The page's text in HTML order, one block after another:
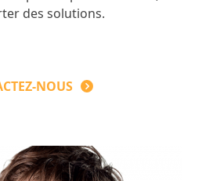
des solutions.
NOUS